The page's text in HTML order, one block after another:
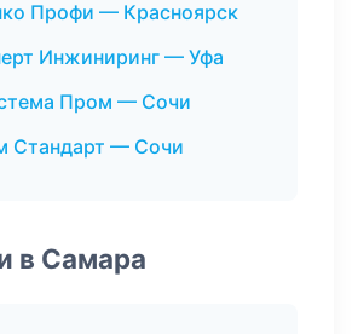
Профи — Красноярск
Инжиниринг — Уфа
Пром — Сочи
Стандарт — Сочи
в Самара